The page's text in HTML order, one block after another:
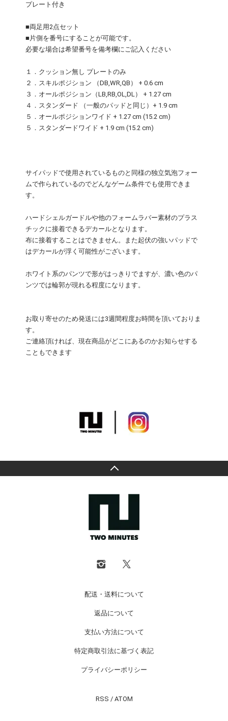
プレート付き
■両足用2点セット
■片側を番号にすることが可能です。
必要な場合は希望番号を備考欄にご記入ください
１．クッション無し プレートのみ
２．スキルポジション （DB,WR,QB） + 0.6 cm
３．オールポジション（LB,RB,OL,DL） + 1.27 cm
４．スタンダード （一般のパッドと同じ）+ 1.9 cm
５．オールポジションワイド + 1.27 cm (15.2 cm)
５．スタンダードワイド + 1.9 cm (15.2 cm)
サイパッドで使用されているものと同様の独立気泡フォー
ムで作られているのでどんなゲーム条件でも使用できま
す。
ハードシェルガードルや他のフォームラバー素材のプラス
チックに接着できるデカールとなります。
布に接着することはできません。また起伏の強いパッドで
はデカールが浮く可能性がございます。
ホワイト系のパンツで形がはっきりでますが、濃い色のパ
ンツでは輪郭が現れる程度になります。
お取り寄せのため発送には3週間程度お時間を頂いておりま
す。
ご連絡頂ければ、現在商品がどこにあるのかお知らせする
こともできます
配送・送料について
返品について
支払い方法について
特定商取引法に基づく表記
プライバシーポリシー
RSS / ATOM